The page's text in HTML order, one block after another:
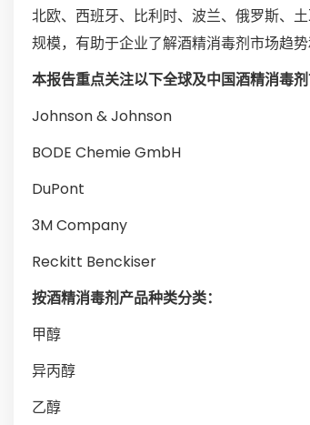
北欧、西班牙、比利时、波兰、俄罗斯、
规模，有助于企业了解酒精消毒剂市场趋
本报告重点关注以下全球及中国酒精消毒剂
Johnson & Johnson
BODE Chemie GmbH
DuPont
3M Company
Reckitt Benckiser
按酒精消毒剂产品种类分类：
甲醇
异丙醇
乙醇